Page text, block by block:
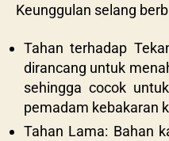
Keunggulan selang
Tahan terhadap
dirancang untuk
sehingga cocok
pemadam kebakaran
Tahan Lama: Bahan